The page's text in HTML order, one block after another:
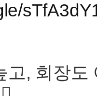
고, 회장